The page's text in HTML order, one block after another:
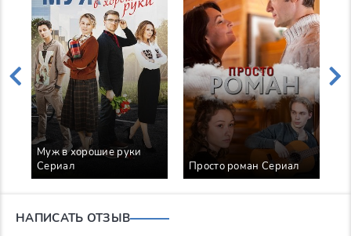
Муж в хорошие руки
Сериал
Просто роман Сериал
НАПИСАТЬ ОТЗЫВ